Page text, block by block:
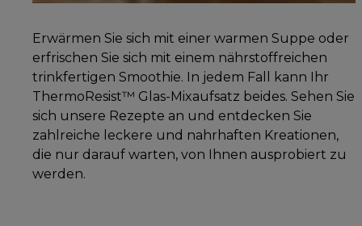
Erwärmen Sie sich mit einer warmen Suppe oder
erfrischen Sie sich mit einem nährstoffreichen
trinkfertigen Smoothie. In jedem Fall kann Ihr
ThermoResist™ Glas-Mixaufsatz beides. Sehen Sie
sich unsere Rezepte an und entdecken Sie
zahlreiche leckere und nahrhaften Kreationen,
die nur darauf warten, von Ihnen ausprobiert zu
werden.